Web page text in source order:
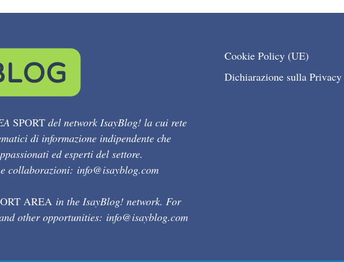
SPORT del network IsayBlog! la cui rete
di informazione indipendente che
ed esperti del settore.
collaborazioni: info@isayblog.com
AREA in the IsayBlog! network. For
other opportunities: info@isayblog.com
Cookie Policy (UE)
Dichiarazione sulla